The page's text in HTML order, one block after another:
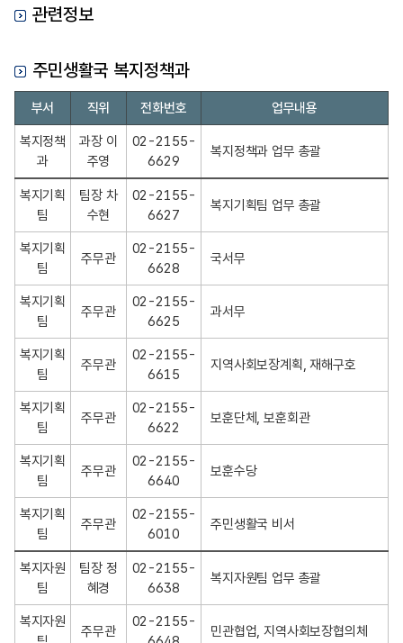
관련정보
주민생활국 복지정책과
민
생
국
복
정
목
부서 직위 전화번호 업무내용
복지정책
과
과장 이
주영
02-2155-
6629
복지정책과 업무 총괄
복지기획
팀
팀장 차
수현
02-2155-
6627
복지기획팀 업무 총괄
복지기획
팀
주무관
02-2155-
6628
국서무
복지기획
팀
주무관
02-2155-
6625
과서무
복지기획
팀
주무관
02-2155-
6615
복지기획
팀
주무관
02-2155-
6622
보훈단체, 보훈회관
복지기획
팀
주무관
02-2155-
6640
보훈수당
복지기획
팀
주무관
02-2155-
6010
주민생활국 비서
복지자원
팀
팀장 정
혜경
02-2155-
6638
복지자원팀 업무 총괄
복지자원
주무관
02-2155-
민관협업, 지역사회보장협의체